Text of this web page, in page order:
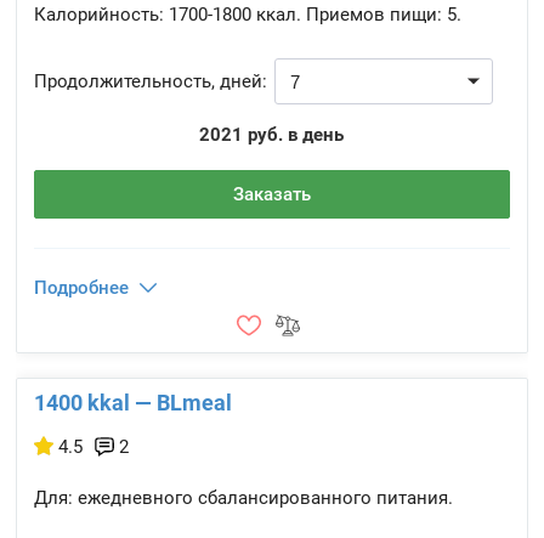
Калорийность: 1700-1800 ккал. Приемов пищи: 5.
Продолжительность, дней:
2021 руб. в день
Заказать
Подробнее
1400 kkal — BLmeal
4.5 2
Для: ежедневного сбалансированного питания.